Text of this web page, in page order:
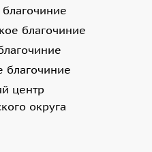
благочиние
благочиние
центр
округа